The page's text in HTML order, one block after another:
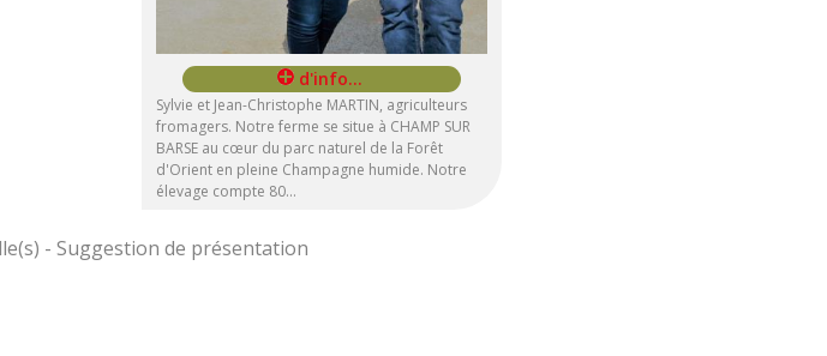
Sylvie et Jean-Christophe MARTIN, agriculteurs
fromagers. Notre ferme se situe à CHAMP SUR
BARSE au cœur du parc naturel de la Forêt
d'Orient en pleine Champagne humide. Notre
élevage compte 80…